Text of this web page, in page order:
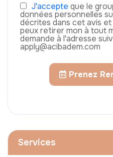
J'accepte que le
données personnelles
décrites dans cet avis
peux retirer mon à tout
demande à l'adresse
apply@acibadem.com
Prenez
Services